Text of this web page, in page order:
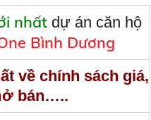
nhấtdự án căn hộ
Bình Dương
về chính sách giá,
bán…..